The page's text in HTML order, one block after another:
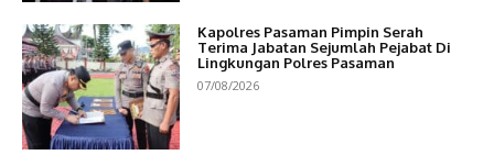
Kapolres Pasaman Pimpin Serah
Terima Jabatan Sejumlah Pejabat Di
Lingkungan Polres Pasaman
07/08/2026